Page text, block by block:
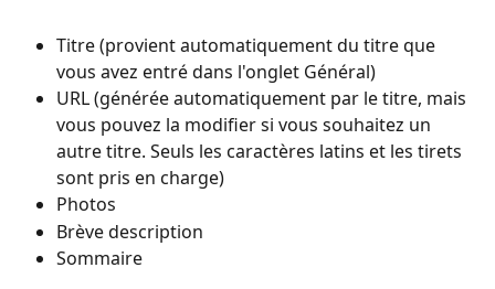
Titre (provient automatiquement du titre que
vous avez entré dans l'onglet Général)
URL (générée automatiquement par le titre, mais
vous pouvez la modifier si vous souhaitez un
autre titre. Seuls les caractères latins et les tirets
sont pris en charge)
Photos
Brève description
Sommaire